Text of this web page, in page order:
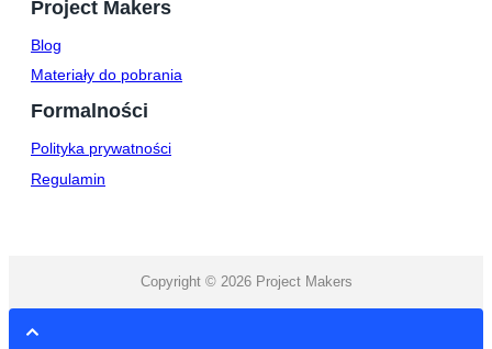
Project Makers
Blog
Materiały do pobrania
Formalności
Polityka prywatności
Regulamin
Copyright © 2026 Project Makers